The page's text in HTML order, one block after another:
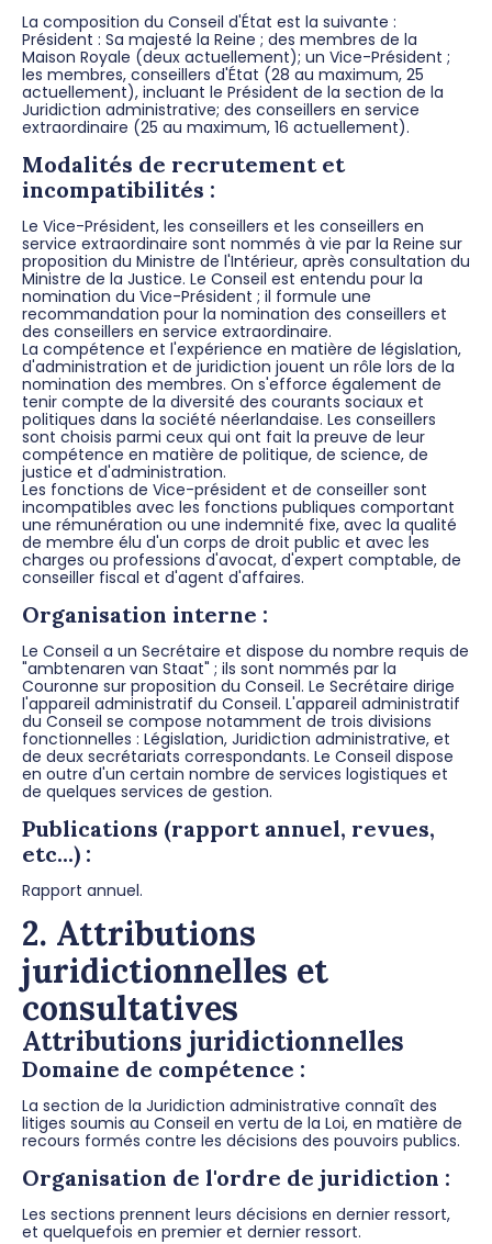
La composition du Conseil d'État est la suivante :
Président : Sa majesté la Reine ; des membres de la
Maison Royale (deux actuellement); un Vice-Président ;
les membres, conseillers d'État (28 au maximum, 25
actuellement), incluant le Président de la section de la
Juridiction administrative; des conseillers en service
extraordinaire (25 au maximum, 16 actuellement).
Modalités de recrutement et
incompatibilités :
Le Vice-Président, les conseillers et les conseillers en
service extraordinaire sont nommés à vie par la Reine sur
proposition du Ministre de l'Intérieur, après consultation du
Ministre de la Justice. Le Conseil est entendu pour la
nomination du Vice-Président ; il formule une
recommandation pour la nomination des conseillers et
des conseillers en service extraordinaire.
La compétence et l'expérience en matière de législation,
d'administration et de juridiction jouent un rôle lors de la
nomination des membres. On s'efforce également de
tenir compte de la diversité des courants sociaux et
politiques dans la société néerlandaise. Les conseillers
sont choisis parmi ceux qui ont fait la preuve de leur
compétence en matière de politique, de science, de
justice et d'administration.
Les fonctions de Vice-président et de conseiller sont
incompatibles avec les fonctions publiques comportant
une rémunération ou une indemnité fixe, avec la qualité
de membre élu d'un corps de droit public et avec les
charges ou professions d'avocat, d'expert comptable, de
conseiller fiscal et d'agent d'affaires.
Organisation interne :
Le Conseil a un Secrétaire et dispose du nombre requis de
"ambtenaren van Staat" ; ils sont nommés par la
Couronne sur proposition du Conseil. Le Secrétaire dirige
l'appareil administratif du Conseil. L'appareil administratif
du Conseil se compose notamment de trois divisions
fonctionnelles : Législation, Juridiction administrative, et
de deux secrétariats correspondants. Le Conseil dispose
en outre d'un certain nombre de services logistiques et
de quelques services de gestion.
Publications (rapport annuel, revues,
etc...) :
Rapport annuel.
2. Attributions
juridictionnelles et
consultatives
Attributions juridictionnelles
Domaine de compétence :
La section de la Juridiction administrative connaît des
litiges soumis au Conseil en vertu de la Loi, en matière de
recours formés contre les décisions des pouvoirs publics.
Organisation de l'ordre de juridiction :
Les sections prennent leurs décisions en dernier ressort,
et quelquefois en premier et dernier ressort.